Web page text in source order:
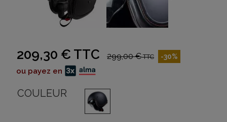
209,30 € TTC 299,00 €TTC -30%
ou payez en
COULEUR